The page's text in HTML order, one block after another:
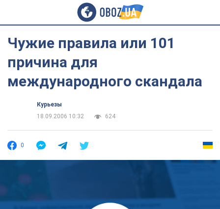
Чужие правила или 101
причина для
международного скандала
Курьезы
18.09.2006 10:32
624
0